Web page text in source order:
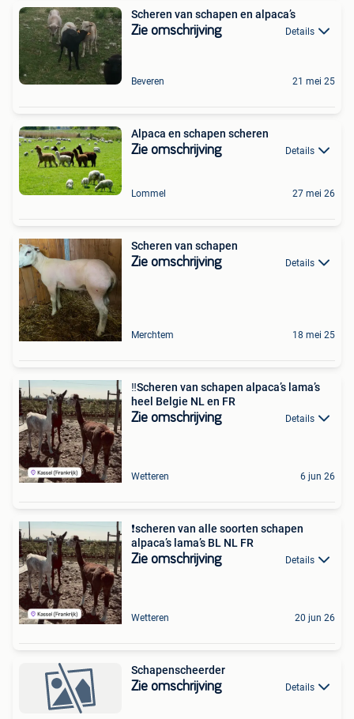
Scheren van schapen en alpaca’s
Zie omschrijving Details
Beveren 21 mei 25
Alpaca en schapen scheren
Zie omschrijving Details
Lommel 27 mei 26
Scheren van schapen
Zie omschrijving Details
Merchtem 18 mei 25
‼️Scheren van schapen alpaca’s lama’s
heel Belgie NL en FR
Zie omschrijving Details
Wetteren 6 jun 26
️❗️scheren van alle soorten schapen
alpaca’s lama’s BL NL FR
Zie omschrijving Details
Wetteren 20 jun 26
Schapenscheerder
Zie omschrijving Details